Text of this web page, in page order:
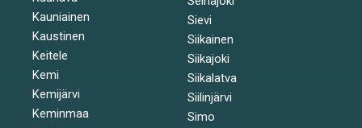
Kauniainen
Kaustinen
Keitele
Kemi
Kemijärvi
Keminmaa
Sievi
Siikainen
Siikajoki
Siikalatva
Siilinjärvi
Simo